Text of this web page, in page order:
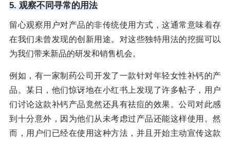
5. 观察不同寻常的用法
留心观察用户对产品的非传统使用方式，这通常意味着存
在我们未曾发现的创新用途。对这些独特用法的挖掘可以
为我们带来新品的研发和销售机会。
例如，有一家制药公司开发了一款针对年轻女性补钙的产
品。某日，他们惊讶地在小红书上发现了许多帖子，用户
们讨论这款补钙产品竟然还具有祛痘的效果。公司对此感
到十分意外，因为他们从未考虑过产品还能这样使用。然
而，用户们已经在使用这种方法，并且开始主动宣传这款